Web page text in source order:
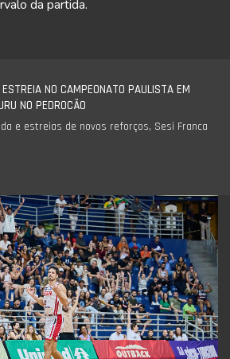
da partida.
NO CAMPEONATO PAULISTA EM
NO PEDROCÃO
e estreias de novos reforços, Sesi Franca